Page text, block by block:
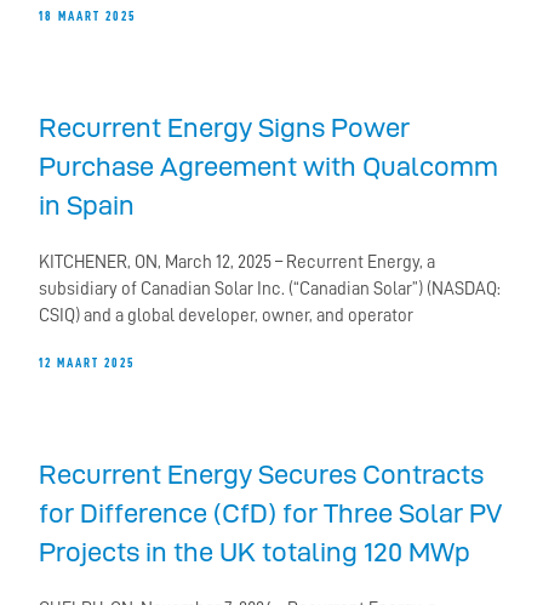
18 MAART 2025
Recurrent Energy Signs Power
Purchase Agreement with Qualcomm
in Spain
KITCHENER, ON, March 12, 2025 – Recurrent Energy, a
subsidiary of Canadian Solar Inc. (“Canadian Solar”) (NASDAQ:
CSIQ) and a global developer, owner, and operator
12 MAART 2025
Recurrent Energy Secures Contracts
for Difference (CfD) for Three Solar PV
Projects in the UK totaling 120 MWp